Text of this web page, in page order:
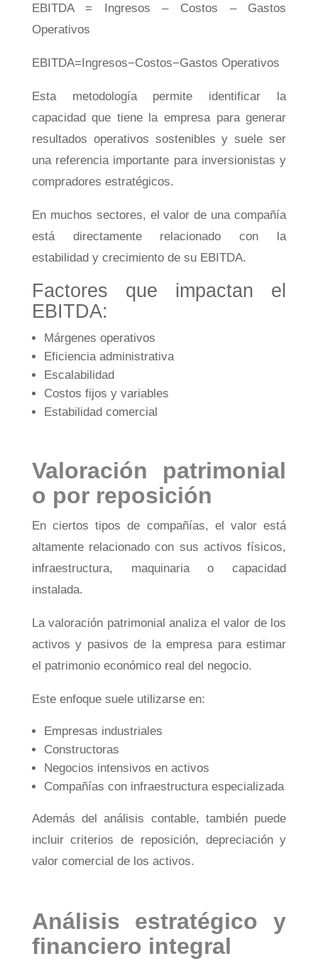
EBITDA = Ingresos – Costos – Gastos
Operativos
EBITDA=Ingresos−Costos−Gastos Operativos
Esta metodología permite identificar la
capacidad que tiene la empresa para generar
resultados operativos sostenibles y suele ser
una referencia importante para inversionistas y
compradores estratégicos.
En muchos sectores, el valor de una compañía
está directamente relacionado con la
estabilidad y crecimiento de su EBITDA.
Factores que impactan el
EBITDA:
Márgenes operativos
Eficiencia administrativa
Escalabilidad
Costos fijos y variables
Estabilidad comercial
Valoración patrimonial
o por reposición
En ciertos tipos de compañías, el valor está
altamente relacionado con sus activos físicos,
infraestructura, maquinaria o capacidad
instalada.
La valoración patrimonial analiza el valor de los
activos y pasivos de la empresa para estimar
el patrimonio económico real del negocio.
Este enfoque suele utilizarse en:
Empresas industriales
Constructoras
Negocios intensivos en activos
Compañías con infraestructura especializada
Además del análisis contable, también puede
incluir criterios de reposición, depreciación y
valor comercial de los activos.
Análisis estratégico y
financiero integral